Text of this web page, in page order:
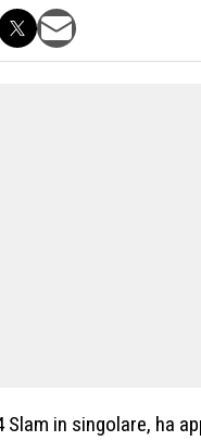
Slam in singolare, ha